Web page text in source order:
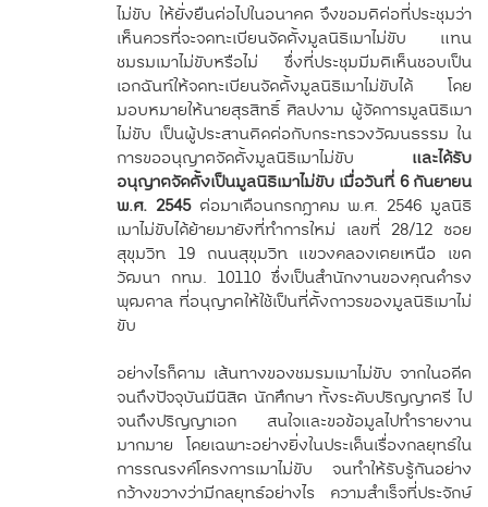
ไม่ขับ ให้ยั่งยืนต่อไปในอนาคต จึงขอมติต่อที่ประชุมว่า
เห็นควรที่จะจดทะเบียนจัดตั้งมูลนิธิเมาไม่ขับ แทน
ชมรมเมาไม่ขับหรือไม่ ซึ่งที่ประชุมมีมติเห็นชอบเป็น
เอกฉันท์ให้จดทะเบียนจัดตั้งมูลนิธิเมาไม่ขับได้ โดย
มอบหมายให้นายสุรสิทธิ์ ศิลปงาม ผู้จัดการมูลนิธิเมา
ไม่ขับ เป็นผู้ประสานติดต่อกับกระทรวงวัฒนธรรม ใน
การขออนุญาตจัดตั้งมูลนิธิเมาไม่ขับ และได้รับ
อนุญาตจัดตั้งเป็นมูลนิธิเมาไม่ขับ เมื่อวันที่ 6 กันยายน
พ.ศ. 2545ต่อมาเดือนกรกฎาคม พ.ศ. 2546 มูลนิธิ
เมาไม่ขับได้ย้ายมายังที่ทำการใหม่ เลขที่ 28/12 ซอย
สุขุมวิท 19 ถนนสุขุมวิท แขวงคลองเตยเหนือ เขต
วัฒนา กทม. 10110 ซึ่งเป็นสำนักงานของคุณดำรง
พุฒตาล ที่อนุญาตให้ใช้เป็นที่ตั้งถาวรของมูลนิธิเมาไม่
ขับ
อย่างไรก็ตาม เส้นทางของชมรมเมาไม่ขับ จากในอดีต
จนถึงปัจจุบันมีนิสิต นักศึกษา ทั้งระดับปริญญาตรี ไป
จนถึงปริญญาเอก สนใจและขอข้อมูลไปทำรายงาน
มากมาย โดยเฉพาะอย่างยิ่งในประเด็นเรื่องกลยุทธ์ใน
การรณรงค์โครงการเมาไม่ขับ จนทำให้รับรู้กันอย่าง
กว้างขวางว่ามีกลยุทธ์อย่างไร ความสำเร็จที่ประจักษ์